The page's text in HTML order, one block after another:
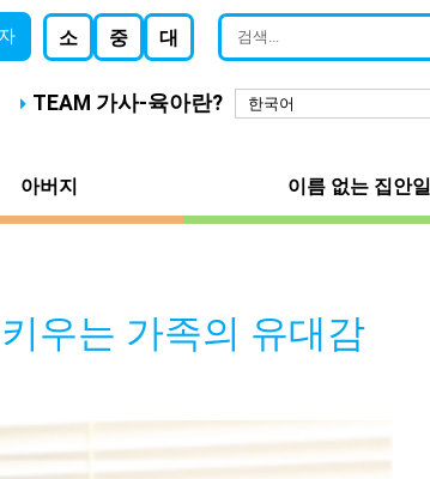
소 중 대
TEAM 가사-육아란? 한국어
아버지 이름 없는 집안일
우는 가족의 유대감